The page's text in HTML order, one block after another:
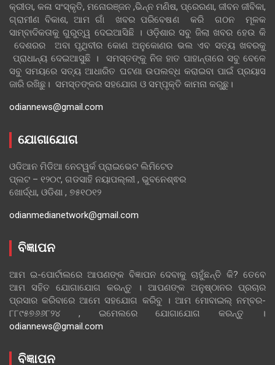
କ୍ରୀଡା, କଳା ସଂସ୍କୃତି, ମନୋରଞ୍ଜନ ,ଭିନ୍ନ ମଣିଷ, ପ୍ରେରଣା, ଜୀବନ ଜୀବିକା,
ଗ୍ରାମୀଣ ବିକାଶ, ଆମ ଗାଁ ଖବର ପରିବେଷଣ କରି ଗଠନ ମୂଳକ
ସାମ୍ବାଦିକତାକୁ ଗୁରୁତ୍ୱ ଦେଇଆସିଛି । ଓଡ଼ିଶାର ସବୁ ଜିଲା ଖବର ହେଉ କି
ଦେଶରର ଅବା ପୃଥିବୀର କୋଣ ଅନୁକୋଣର ଭଲ ଏବ ସତ୍ୟ ଖବରକୁ
ପ୍ରାଧାନ୍ୟ ଦେଇଆସୁଛି । ସମସ୍ତଙ୍କୁ ନିଜ ହାତ ପାହାନ୍ତାରେ ସବୁ ବେଳେ
ସବୁ ସମୟରେ ସତ୍ୟ ଆଧାରିତ ଘଟଣା ଉପଲବ୍ଧ କରାଇବା ପାଇଁ ପ୍ରୟାସ
ଜାରି ରଖିଛୁ। ସମସ୍ତଙ୍କର ସହଯୋଗ ଓ ସମ୍ପୃକ୍ତି କାମନା କରୁଛୁ।
odiannews@gmail.com
ଯୋଗାଯୋଗ
ଓଡିଆନ ମିଡିଆ ନେଟୱର୍କ ପ୍ରାଇଭେଟ ଲିମିଟେଡ
ପ୍ଲଟ – ୧୨୦୯, ଗଡସାହି ନୟାପଲ୍ଲୀ , ଭୁବନେଶ୍ଵର
ଖୋର୍ଦ୍ଧା, ଓଡିଶା , ୭୫୧୦୧୨
odianmedianetwork@gmail.com
ବିଜ୍ଞାପନ
ଆମ ଇ-ପୋର୍ଟାଲରେ ଆପଣଙ୍କ ବିଜ୍ଞାପନ ଦେବାକୁ ଚାହୁଁଛନ୍ତି କି? ତେବେ
ଆମ ସହିତ ଯୋଗାଯୋଗ କରନ୍ତୁ । ଆପଣଙ୍କ ଅନୁଷ୍ଠାନର ପ୍ରଚାର
ପ୍ରସାର କରିବାରେ ଆମେ ସହଯୋଗ କରିବୁ । ଆମ ମୋବାଇଲ୍ ନମ୍ବର-
୮୮୯୫୭୬୬୮୨୪ , ଇମେଲରେ ଯୋଗାଯୋଗ କରନ୍ତୁ ।
odiannews@gmail.com
ବିଜ୍ଞାପନ